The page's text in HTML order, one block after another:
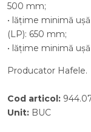
500 mm;
• lățime minimă
(LP): 650 mm;
• lățime minimă
Producator Hafele.
Cod articol:
Unit: BUC